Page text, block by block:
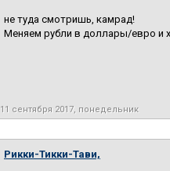
не туда смотришь, камрад!
Меняем рубли в доллары/евро и
11 сентября 2017, понедельник
Рикки-Тикки-Тави,